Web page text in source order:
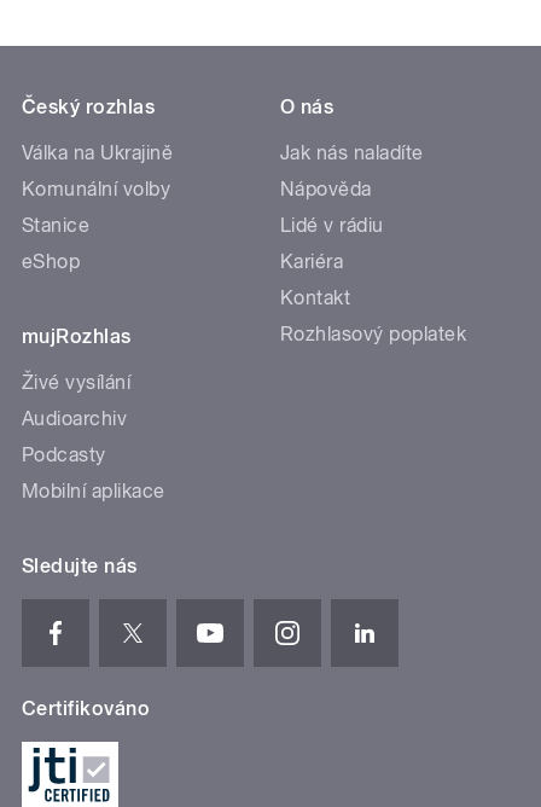
Český rozhlas
Válka na Ukrajině
Komunální volby
Stanice
eShop
mujRozhlas
Živé vysílání
Audioarchiv
Podcasty
Mobilní aplikace
O nás
Jak nás naladíte
Nápověda
Lidé v rádiu
Kariéra
Kontakt
Rozhlasový poplatek
Sledujte nás
Certifikováno